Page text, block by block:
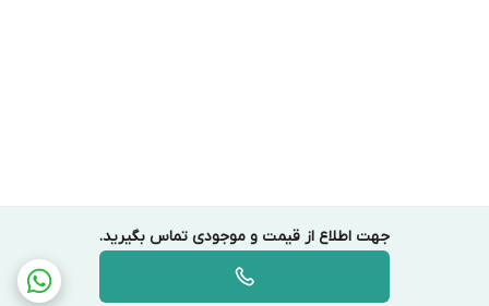
جهت اطلاع از قیمت و موجودی تماس بگیرید.